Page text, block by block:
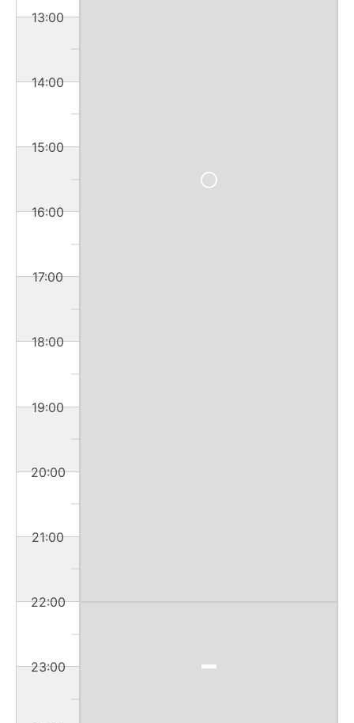
13:00
14:00
15:00
16:00
17:00
18:00
19:00
20:00
21:00
22:00
23:00